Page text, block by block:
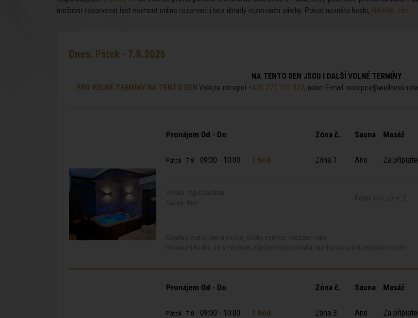
možnost rezervovat last moment online rezervaci i bez úhrady rezervační zálohy. Pokud neznáte heslo, klikněte zde.
Dnes: Pátek - 7.8.2026
NA TENTO DEN JSOU I DALŠÍ VOLNÉ TERMÍNY
PRO VOLNÉ TERMÍNY NA TENTO DEN Volejte recepci +420 777 711 322, nebo E-mail: recepce@wellness-
Pronájem Od - Do Zóna č. Sauna Masáž
Pátek - 7.8. - 09:00 - 10:00 - 1 hod Zóna 1 Ano Za
Pronájem Od - Do Zóna č. Sauna Masáž
Pátek - 7.8. - 09:00 - 10:00 - 1 hod Zóna 3 Ano Za